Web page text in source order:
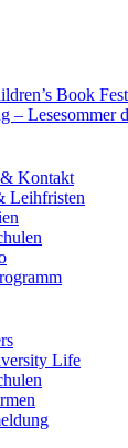
Book
–
Kontakt
Leihfristen
Life